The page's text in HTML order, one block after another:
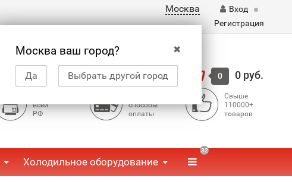
Москва
✖
Москва ваш город?
Да Выбрать другой город
Вход
Регистрация
Корзина 0 0 руб.
всей
РФ
способы
оплаты
Свыше
110000+
товаров
Холодильное оборудование
32